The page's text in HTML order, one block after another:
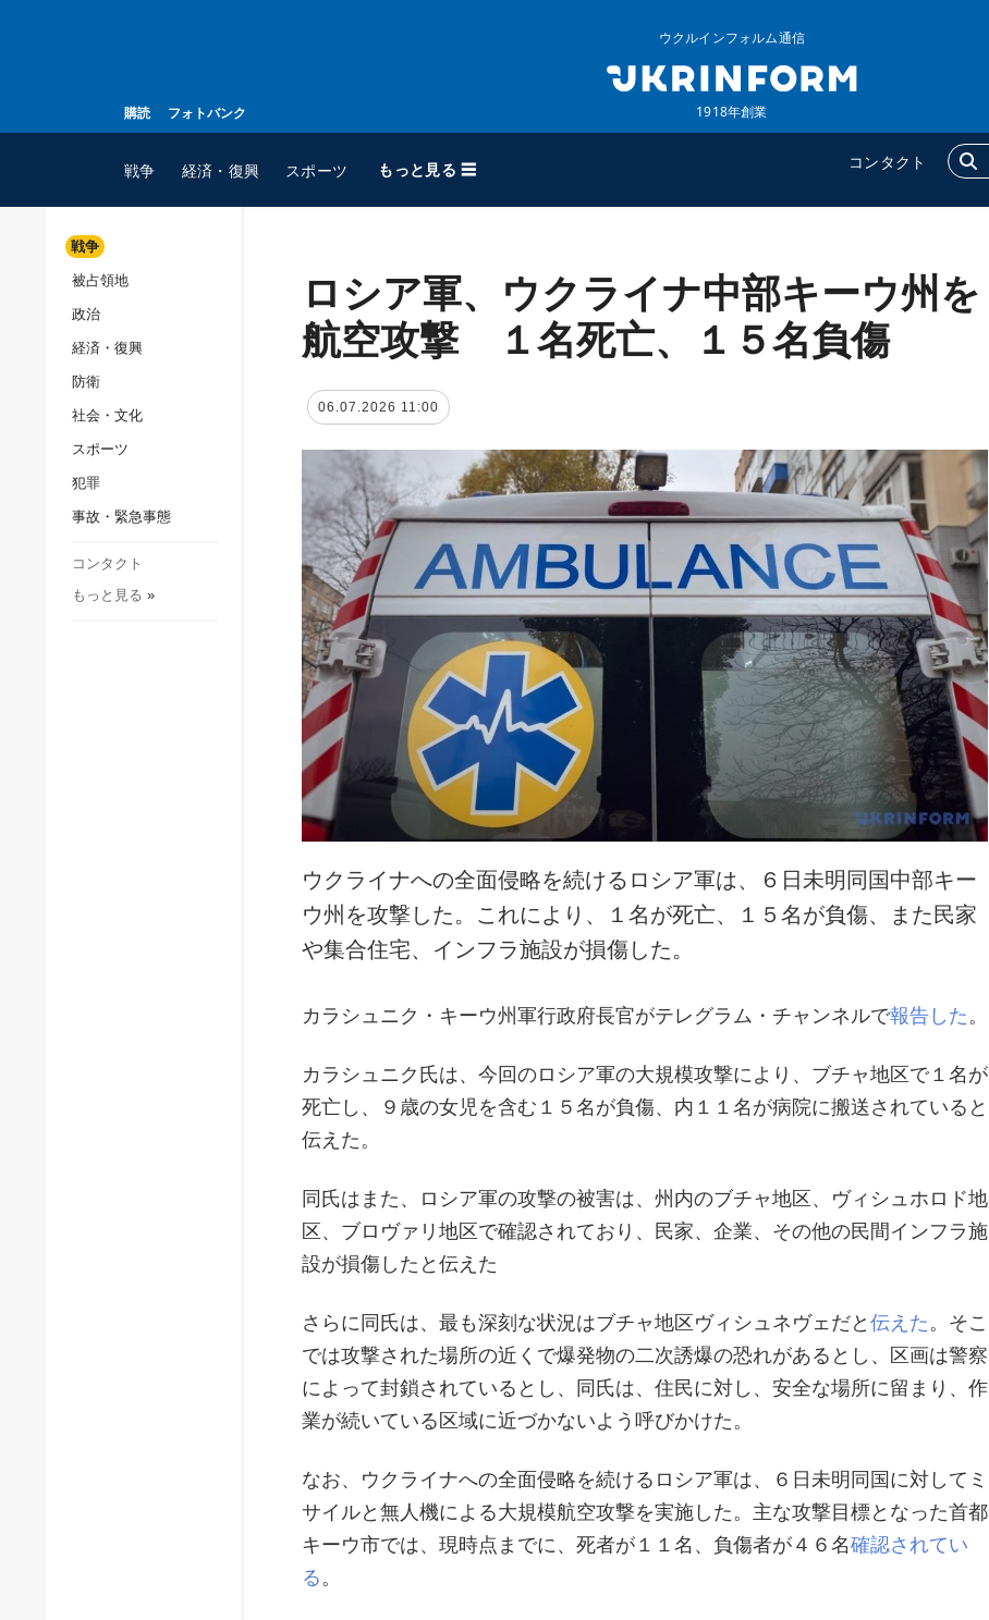
購読 フォトバンク
ウクルインフォルム通信
1918年創業
戦争 経済・復興 スポーツ もっと見る ☰ コンタクト
スポーツ
ウクルインフォルム
ウクルインフォルムについ
追加
特集
インタビュー
戦争
被占領地
政治
経済・復興
防衛
社会・文化
スポーツ
犯罪
事故・緊急事態
コンタクト
もっと見る »
ロシア軍、ウクライナ中部キーウ州を
航空攻撃 １名死亡、１５名負傷
06.07.2026 11:00
ウクライナへの全面侵略を続けるロシア軍は、６日未明同国中部キー
ウ州を攻撃した。これにより、１名が死亡、１５名が負傷、また民家
や集合住宅、インフラ施設が損傷した。
カラシュニク・キーウ州軍行政府長官がテレグラム・チャンネルで報告した 。
カラシュニク氏は、今回のロシア軍の大規模攻撃により、ブチャ地区で１名が
死亡し、９歳の女児を含む１５名が負傷、内１１名が病院に搬送されていると
伝えた。
同氏はまた、ロシア軍の攻撃の被害は、州内のブチャ地区、ヴィシュホロド地
区、ブロヴァリ地区で確認されており、民家、企業、その他の民間インフラ施
設が損傷したと伝えた
さらに同氏は、最も深刻な状況はブチャ地区ヴィシュネヴェだと 伝えた 。そこ
では攻撃された場所の近くで爆発物の二次誘爆の恐れがあるとし、区画は警察
によって封鎖されているとし、同氏は、住民に対し、安全な場所に留まり、作
業が続いている区域に近づかないよう呼びかけた。
なお、ウクライナへの全面侵略を続けるロシア軍は、６日未明同国に対してミ
サイルと無人機による大規模航空攻撃を実施した。主な攻撃目標となった首都
キーウ市では、現時点までに、死者が１１名、負傷者が４６名確認されてい
る 。